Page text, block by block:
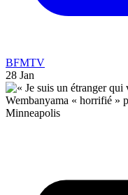
BFMTV
28 Jan